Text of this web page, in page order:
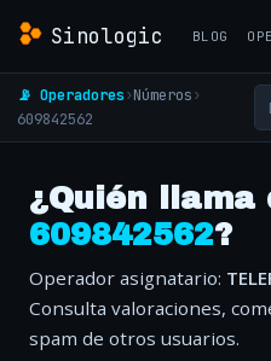
Sinologic BLOG
📡 Operadores›Números›
609842562
¿Quién llama
609842562?
Operador asignatario:
Consulta valoraciones,
spam de otros usuarios.